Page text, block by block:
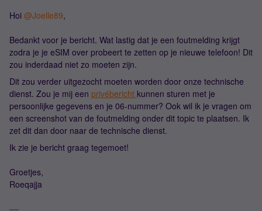
Hoi @Joelle89,
Bedankt voor je bericht. Wat lastig dat je een foutmelding krijgt
zodra je je eSIM over probeert te zetten op je nieuwe telefoon! Dit
zou inderdaad niet zo moeten zijn.
Dit zou verder uitgezocht moeten worden door onze technische
dienst. Zou je mij een privébericht kunnen sturen met je
persoonlijke gegevens en je 06-nummer? Ook wil ik je vragen om
een screenshot van de foutmelding onder dit topic te plaatsen. Ik
zet dit dan door naar de technische dienst.
Ik zie je bericht graag tegemoet!
Groetjes,
Roeqajja